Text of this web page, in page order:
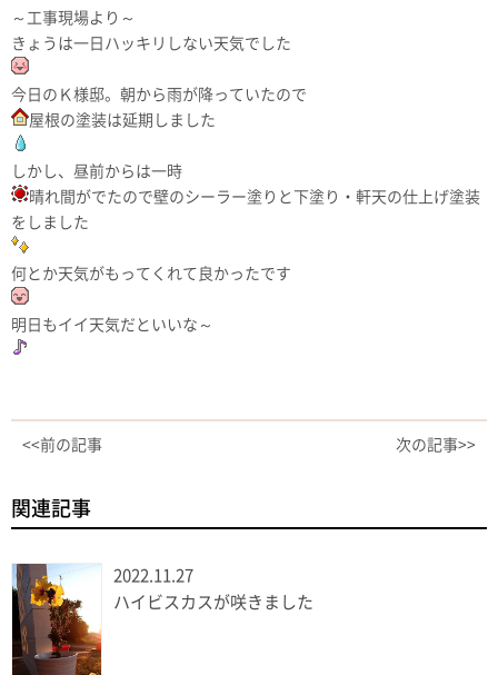
～工事現場より～
きょうは一日ハッキリしない天気でした
今日のＫ様邸。朝から雨が降っていたので
屋根の塗装は延期しました
しかし、昼前からは一時
晴れ間がでたので壁のシーラー塗りと下塗り・軒天の仕上げ塗装
をしました
何とか天気がもってくれて良かったです
明日もイイ天気だといいな～
<<前の記事 次の記事>>
関連記事
2022.11.27
ハイビスカスが咲きました